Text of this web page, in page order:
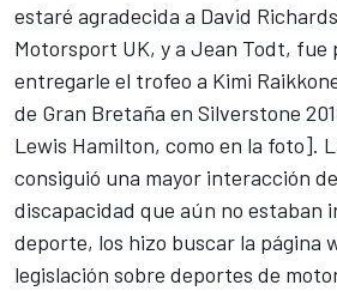
estaré agradecida a David
Motorsport UK, y a Jean Todt, fue
entregarle el trofeo a Kimi
de Gran Bretaña en Silverstone
Lewis Hamilton, como en la foto].
consiguió una mayor interacción
discapacidad que aún no estaban
deporte, los hizo buscar la página
legislación sobre deportes de